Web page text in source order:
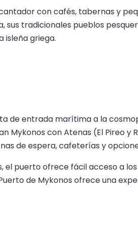
con cafés, tabernas y
sus tradicionales pueblos
isleña griega.
de entrada marítima a la
Mykonos con Atenas (El Pireo y
de espera, cafeterías y
el puerto ofrece fácil acceso a
de Mykonos ofrece una